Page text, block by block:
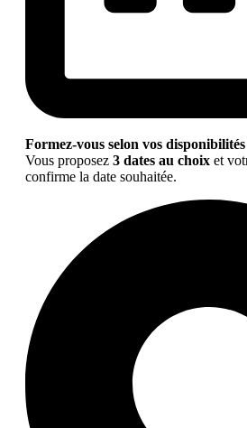
Formez-vous selon vos
Vous proposez 3 dates au choix et
confirme la date souhaitée.